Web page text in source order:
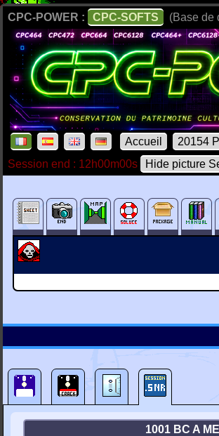
CPC-POWER : CPC-SOFTS (Base de
Accueil 20154
Session end : 12h00m00s
Hide picture
1001 BC A